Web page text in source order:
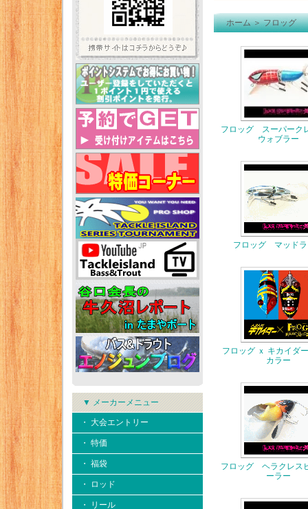
▼ メーカーメニュー
・ 大会エントリー
・ 特価
・ 福袋
・ ロッド
・ リール
ホーム＞フロッグ
フロッグ スーパーク
ウォブラー
フロッグ マッドラ
フロッグ ｘ キカイダ
カラー
フロッグ ヘラクレス
ーラー